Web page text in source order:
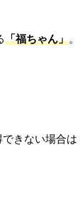
「福ちゃん」。
きない場合は